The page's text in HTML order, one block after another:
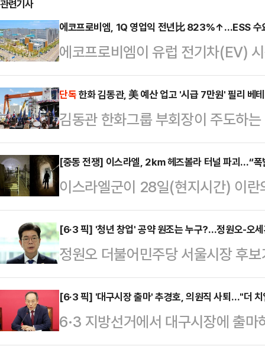
관련기사
에코프로비엠, 1Q 영업익 전년比 823%↑…ESS 수
에코프로비엠이 유럽 전기차(EV)
따른 에너지저장장치(ESS) 수요
유지하며 실적 개선 흐름을 이어갔
6054억원, 영업이익 209억원을
년 동기와 비교해 3.9% 감소했으
다. 1분기 당기순이익은 122억원
적 개선은 유럽 EV 시장을 중심으
인…
단독한화 김동관, 美 예산 업고 '시급 7만원' 필리 베
김동관 한화그룹 부회장이 주도하
(MASG·(미국 조선업을 다시 위대
다. 한화는 미 정부의 예산 지원을
금을 제시, 1만명 규모의 대규모 숙
야드를 첨단 제조 거점으로 탈바꿈
은 모습이다.29일(현지시간) 미국
필라델피아에 위치한 한화 필리
을 대…
[중동 전쟁] 이스라엘, 2㎞ 헤즈볼라 터널 파괴…“
이스라엘군이 28일(현지시간) 이
무장정파 헤즈볼라의 대규모 지하
르면 이스라엘군은 이날 성명을 통
에 걸쳐 건설된 터널 2곳을 발견해
물이 쏟아부었다고 밝혔다. 두 터널
는 않았다. 800m 길이의 터널과
2km 정도에 달한다.이는 이스랄에
지하 시설 중 가장…
[6·3 픽] '청년 창업' 공약 원조는 누구?…정원오-오
정원오 더불어민주당 서울시장 후
해 최소 1년간 1인당 최대 6000만
을 발표했다. 이를 두고 과거 오세
창업 1000 프로젝트'를 표절한 것
은 성동구청장 시절 내내 추진한 정
[6·3 픽] '대구시장 출마' 추경호, 의원직 사퇴…"더
6·3 지방선거에서 대구시장에 출
을 사퇴하면서 "더 낮게, 더 치열하